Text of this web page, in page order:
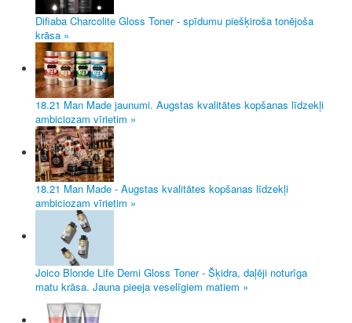
Difiaba Charcolite Gloss Toner - spīdumu piešķiroša tonējoša
krāsa »
18.21 Man Made jaunumi. Augstas kvalitātes kopšanas līdzekļi
ambiciozam vīrietim »
18.21 Man Made - Augstas kvalitātes kopšanas līdzekļi
ambiciozam vīrietim »
Joico Blonde Life Demi Gloss Toner - Šķidra, daļēji noturīga
matu krāsa. Jauna pieeja veselīgiem matiem »